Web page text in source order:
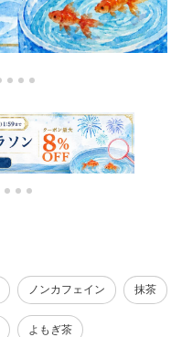
ノンカフェイン 抹茶
よもぎ茶